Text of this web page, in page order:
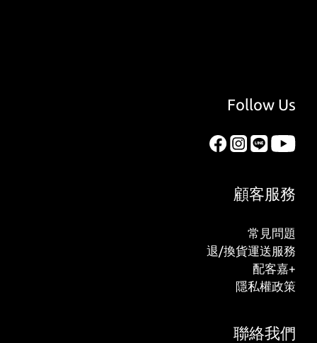
Follow Us
顧客服務
常見問題
退/換貨運送服務
配客嘉+
隱私權政策
聯絡我們